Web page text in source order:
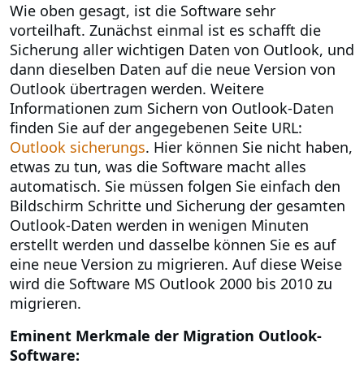
Wie oben gesagt, ist die Software sehr
vorteilhaft. Zunächst einmal ist es schafft die
Sicherung aller wichtigen Daten von Outlook, und
dann dieselben Daten auf die neue Version von
Outlook übertragen werden. Weitere
Informationen zum Sichern von Outlook-Daten
finden Sie auf der angegebenen Seite URL:
Outlook sicherungs. Hier können Sie nicht haben,
etwas zu tun, was die Software macht alles
automatisch. Sie müssen folgen Sie einfach den
Bildschirm Schritte und Sicherung der gesamten
Outlook-Daten werden in wenigen Minuten
erstellt werden und dasselbe können Sie es auf
eine neue Version zu migrieren. Auf diese Weise
wird die Software MS Outlook 2000 bis 2010 zu
migrieren.
Eminent Merkmale der Migration Outlook-
Software: